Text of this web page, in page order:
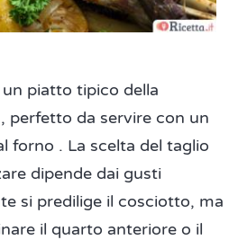
piatto tipico della
perfetto da servire con un
forno . La scelta del taglio
dipende dai gusti
si predilige il cosciotto, ma
il quarto anteriore o il